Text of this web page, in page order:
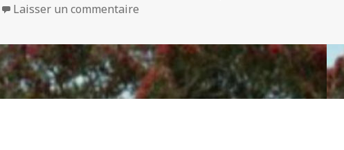
le
Laisser un commentaire